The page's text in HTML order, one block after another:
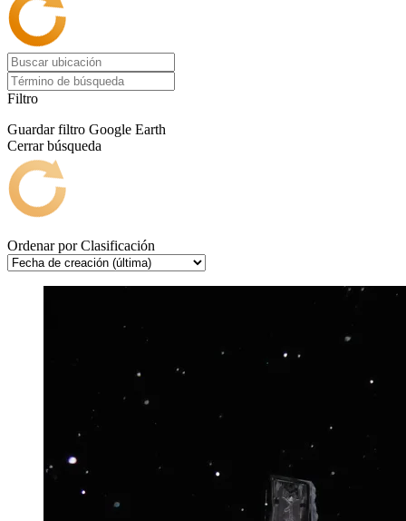
Filtro
Guardar filtro Google Earth
Cerrar búsqueda
Ordenar por Clasificación